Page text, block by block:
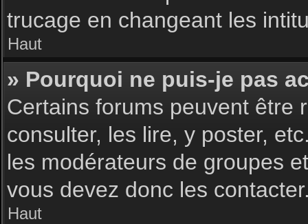
trucage en changeant les
Haut
» Pourquoi ne puis-je pas
Certains forums peuvent être
consulter, les lire, y poster,
les modérateurs de groupes
vous devez donc les
Haut